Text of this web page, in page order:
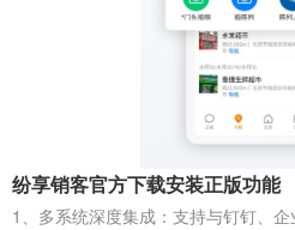
纷享销客官方下载安装正版功能
1、多系统深度集成‌：支持与‌钉钉‌、‌